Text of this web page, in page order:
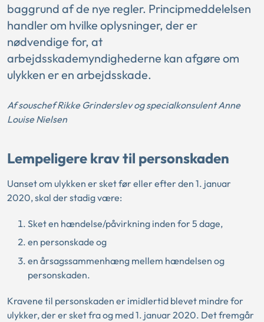
baggrund af de nye regler. Principmeddelelsen
handler om hvilke oplysninger, der er
nødvendige for, at
arbejdsskademyndighederne kan afgøre om
ulykken er en arbejdsskade.
Af souschef Rikke Grinderslev og specialkonsulent Anne
Louise Nielsen
Lempeligere krav til personskaden
Uanset om ulykken er sket før eller efter den 1. januar
2020, skal der stadig være:
Sket en hændelse/påvirkning inden for 5 dage,
en personskade og
en årsagssammenhæng mellem hændelsen og
personskaden.
Kravene til personskaden er imidlertid blevet mindre for
ulykker, der er sket fra og med 1. januar 2020. Det fremgår